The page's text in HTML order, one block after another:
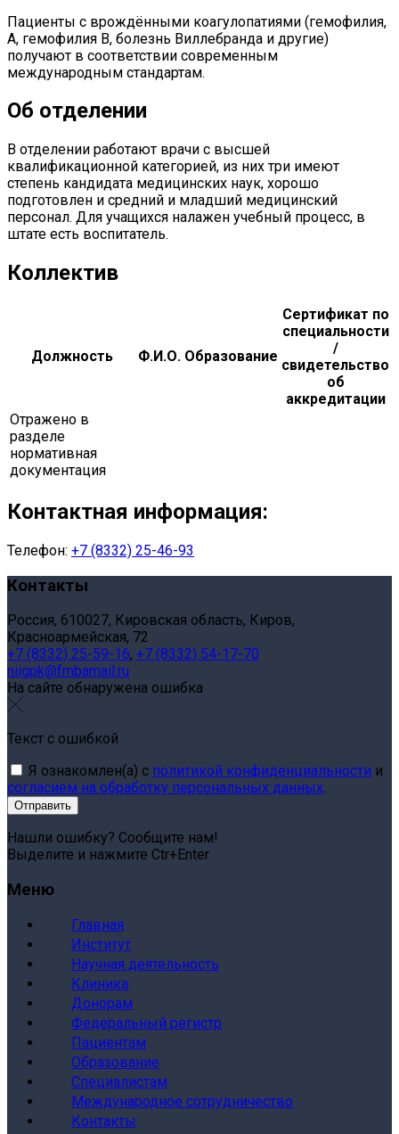
Пациенты с врождёнными коагулопатиями (гемофилия,
А, гемофилия В, болезнь Виллебранда и другие)
получают в соответствии современным
международным стандартам.
Об отделении
В отделении работают врачи с высшей
квалификационной категорией, из них три имеют
степень кандидата медицинских наук, хорошо
подготовлен и средний и младший медицинский
персонал. Для учащихся налажен учебный процесс, в
штате есть воспитатель.
Коллектив
Должность Ф.И.О. Образование
Сертификат по
специальности
/
свидетельство
об
аккредитации
Отражено в
разделе
нормативная
документация
Контактная информация:
Телефон: +7 (8332) 25-46-93
Контакты
Россия, 610027, Кировская область, Киров,
Красноармейская, 72
+7 (8332) 25-59-16, +7 (8332) 54-17-70
niigpk@fmbamail.ru
На сайте обнаружена ошибка
Текст с ошибкой
Я ознакомлен(а) с политикой конфиденциальности и
согласием на обработку персональных данных.
Нашли ошибку? Сообщите нам!
Выделите и нажмите Ctr+Enter
Меню
Главная
Институт
Научная деятельность
Клиника
Донорам
Федеральный регистр
Пациентам
Образование
Специалистам
Международное сотрудничество
Контакты